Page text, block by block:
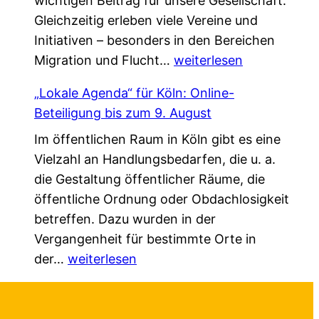
e
d
a
L
e
b
e
n
v
e
r
ä
n
V
e
r
t
ä
r
k
u
n
g
!
Gleichzeitig erleben viele Vereine und
Initiativen – besonders in den Bereichen
Migration und Flucht… G
m
e
i
n
s
a
m
.
e
weiterlesen
„Lokale Agenda“ für Köln: Online-
Beteiligung bis zum 9. August
Im öffentlichen Raum in Köln gibt es eine
Vielzahl an Handlungsbedarfen, die u. a.
die Gestaltung öffentlicher Räume, die
öffentliche Ordnung oder Obdachlosigkeit
betreffen. Dazu wurden in der
Vergangenheit für bestimmte Orte in
der… „
weiterlesen